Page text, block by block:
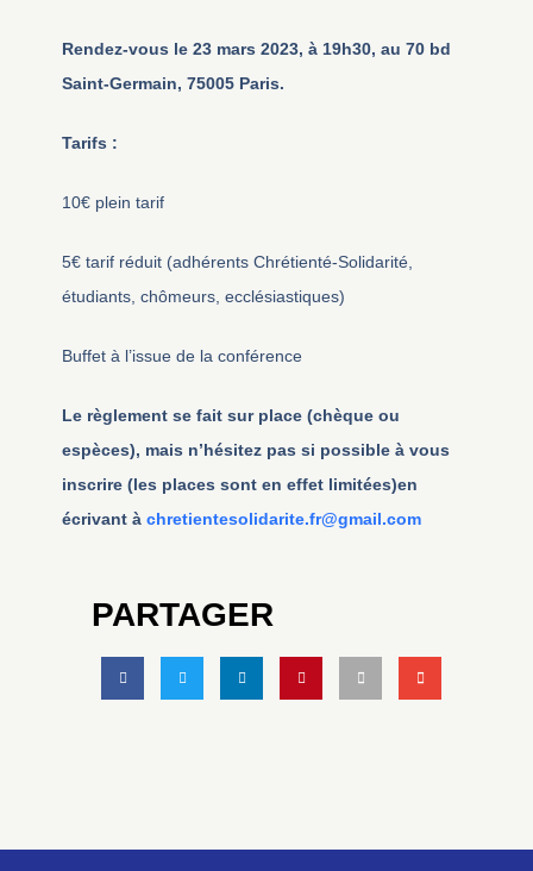
Rendez-vous le 23 mars 2023, à 19h30, au 70 bd
Saint-Germain, 75005 Paris.
Tarifs :
10€ plein tarif
5€ tarif réduit (adhérents Chrétienté-Solidarité,
étudiants, chômeurs, ecclésiastiques)
Buffet à l’issue de la conférence
Le règlement se fait sur place (chèque ou
espèces), mais n’hésitez pas si possible à vous
inscrire (les places sont en effet limitées)en
écrivant à chretientesolidarite.fr@gmail.com
PARTAGER